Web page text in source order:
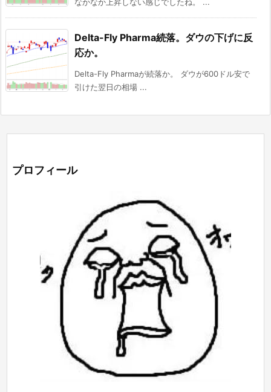
Delta-Fly Pharma続落。ダウの下げに反
応か。
Delta-Fly Pharmaが続落か。 ダウが600ドル安で
引けた翌日の相場 ...
プロフィール